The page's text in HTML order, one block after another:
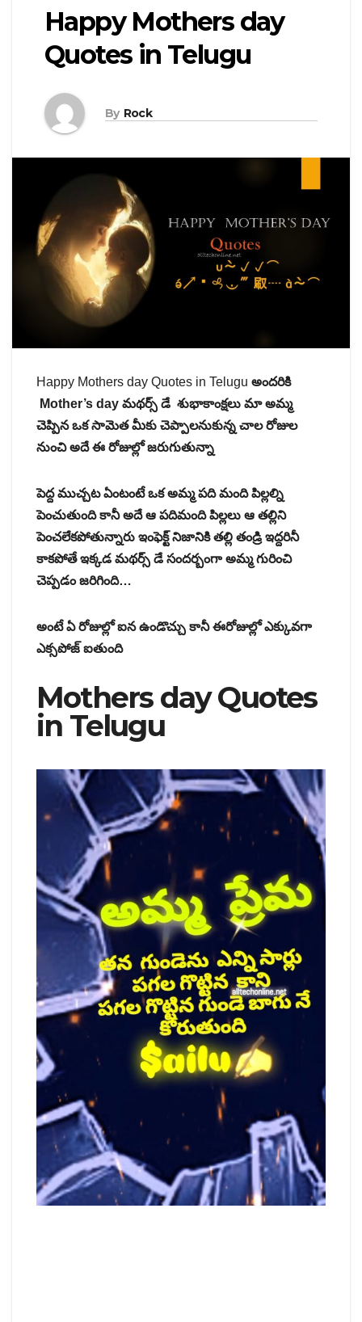
Happy Mothers day
Quotes in Telugu
By Rock
Happy Mothers day Quotes in Telugu అందరికి
Mother’s day మథర్స్ డే శుభాకాంక్షలు మా అమ్మ
చెప్పిన ఒక సామెత మీకు చెప్పాలనుకున్న చాల రోజుల
నుంచి అదే ఈ రోజుల్లో జరుగుతున్నా
పెద్ద ముచ్చట ఏంటంటే ఒక అమ్మ పది మంది పిల్లల్ని
పెంచుతుంది కానీ అదే ఆ పదిమంది పిల్లలు ఆ తల్లిని
పెంచలేకపోతున్నారు ఇంఫెక్ట్ నిజానికి తల్లి తండ్రి ఇద్దరినీ
కాకపోతే ఇక్కడ మథర్స్ డే సందర్బంగా అమ్మ గురించి
చెప్పడం జరిగింది…
అంటే ఏ రోజుల్లో ఐన ఉండొచ్చు కానీ ఈరోజుల్లో ఎక్కువగా
ఎక్సపోజ్ ఐతుంది
Mothers day Quotes
in Telugu